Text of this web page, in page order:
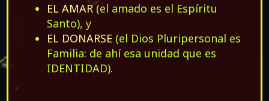
EL AMAR(el amado es el Espíritu
Santo), y
EL DONARSE (el Dios Pluripersonal es
Familia: de ahí esa unidad que es
IDENTIDAD).